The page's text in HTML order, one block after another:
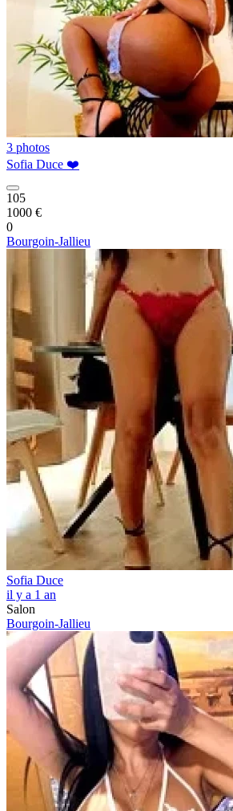
3 photos
Sofia Duce ❤️
105
1000 €
0
Bourgoin-Jallieu
Sofia Duce
il y a 1 an
Salon
Bourgoin-Jallieu